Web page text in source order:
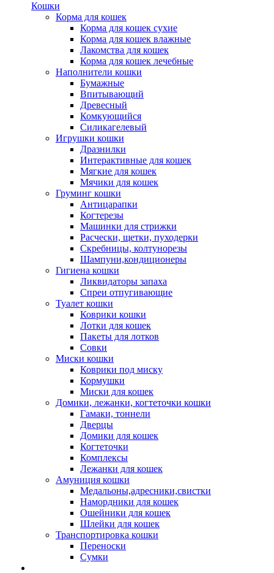
Кошки
Корма для кошек
Корма для кошек сухие
Корма для кошек влажные
Лакомства для кошек
Корма для кошек лечебные
Наполнители кошки
Бумажные
Впитывающий
Древесный
Комкующийся
Силикагелевый
Игрушки кошки
Дразнилки
Интерактивные для кошек
Мягкие для кошек
Мячики для кошек
Груминг кошки
Антицарапки
Когтерезы
Машинки для стрижки
Расчески, щетки, пуходерки
Скребницы, колтунорезы
Шампуни,кондиционеры
Гигиена кошки
Ликвидаторы запаха
Спреи отпугивающие
Туалет кошки
Коврики кошки
Лотки для кошек
Пакеты для лотков
Совки
Миски кошки
Коврики под миску
Кормушки
Миски для кошек
Домики, лежанки, когтеточки кошки
Гамаки, тоннели
Дверцы
Домики для кошек
Когтеточки
Комплексы
Лежанки для кошек
Амуниция кошки
Медальоны,адресники,свистки
Намордники для кошек
Ошейники для кошек
Шлейки для кошек
Транспортировка кошки
Переноски
Сумки